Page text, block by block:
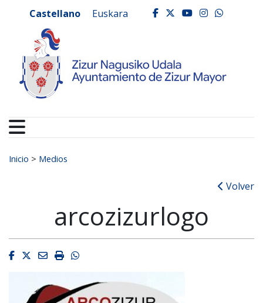
Ayuntamiento de
Castellano Euskara facebook
twitter
youtube
Buscar:
Inicio > Medios
Volver
arcozizurlogo
Facebook
Twitter
EmailImprimirWhatsapp